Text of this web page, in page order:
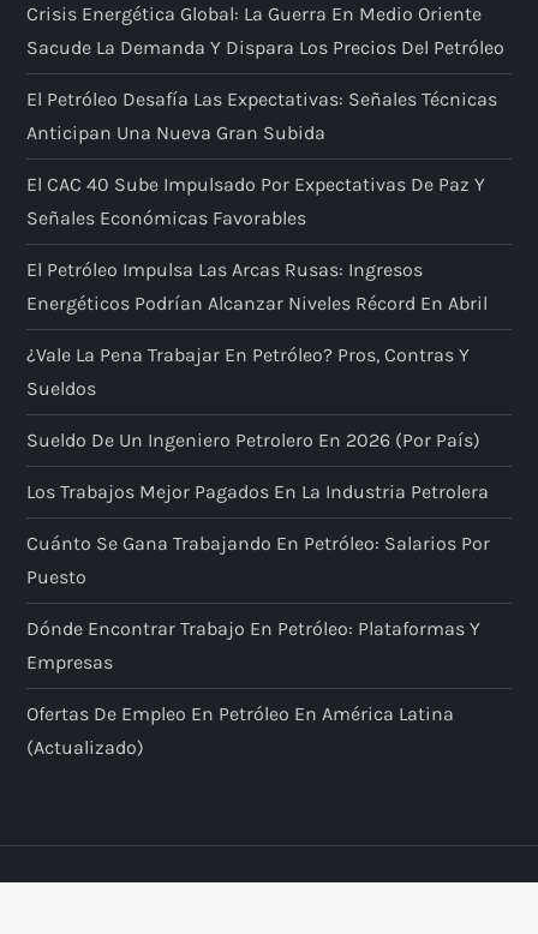
Crisis Energética Global: La Guerra En Medio Oriente
Sacude La Demanda Y Dispara Los Precios Del Petróleo
El Petróleo Desafía Las Expectativas: Señales Técnicas
Anticipan Una Nueva Gran Subida
El CAC 40 Sube Impulsado Por Expectativas De Paz Y
Señales Económicas Favorables
El Petróleo Impulsa Las Arcas Rusas: Ingresos
Energéticos Podrían Alcanzar Niveles Récord En Abril
¿Vale La Pena Trabajar En Petróleo? Pros, Contras Y
Sueldos
Sueldo De Un Ingeniero Petrolero En 2026 (por País)
Los Trabajos Mejor Pagados En La Industria Petrolera
Cuánto Se Gana Trabajando En Petróleo: Salarios Por
Puesto
Dónde Encontrar Trabajo En Petróleo: Plataformas Y
Empresas
Ofertas De Empleo En Petróleo En América Latina
(actualizado)